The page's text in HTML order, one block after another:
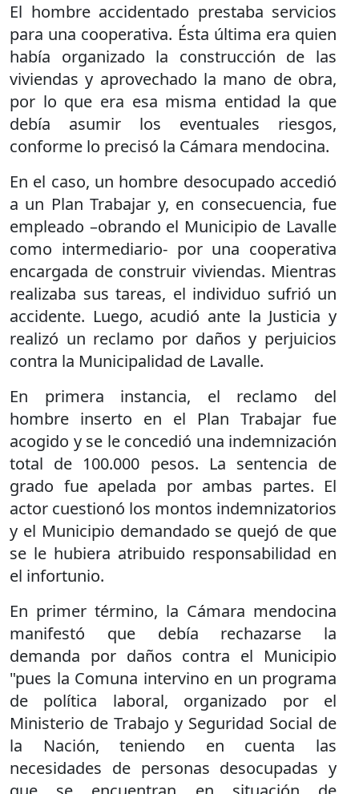
El hombre accidentado prestaba servicios
para una cooperativa. Ésta última era quien
había organizado la construcción de las
viviendas y aprovechado la mano de obra,
por lo que era esa misma entidad la que
debía asumir los eventuales riesgos,
conforme lo precisó la Cámara mendocina.
En el caso, un hombre desocupado accedió
a un Plan Trabajar y, en consecuencia, fue
empleado –obrando el Municipio de Lavalle
como intermediario- por una cooperativa
encargada de construir viviendas. Mientras
realizaba sus tareas, el individuo sufrió un
accidente. Luego, acudió ante la Justicia y
realizó un reclamo por daños y perjuicios
contra la Municipalidad de Lavalle.
En primera instancia, el reclamo del
hombre inserto en el Plan Trabajar fue
acogido y se le concedió una indemnización
total de 100.000 pesos. La sentencia de
grado fue apelada por ambas partes. El
actor cuestionó los montos indemnizatorios
y el Municipio demandado se quejó de que
se le hubiera atribuido responsabilidad en
el infortunio.
En primer término, la Cámara mendocina
manifestó que debía rechazarse la
demanda por daños contra el Municipio
"pues la Comuna intervino en un programa
de política laboral, organizado por el
Ministerio de Trabajo y Seguridad Social de
la Nación, teniendo en cuenta las
necesidades de personas desocupadas y